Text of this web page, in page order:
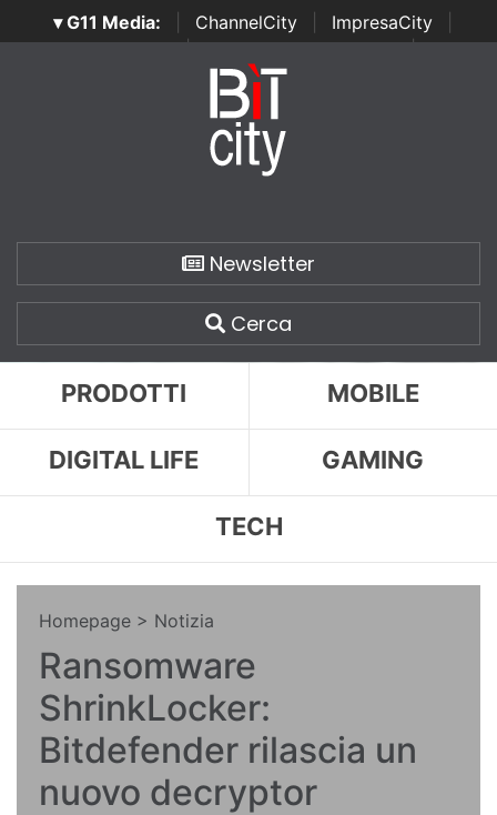
▾ G11 Media: ChannelCity ImpresaCity
SecurityOpenLab | Italian Channel Awards | Italian
Italian Security Awards
Newsletter
Cerca
PRODOTTI MOBILE
DIGITAL LIFE GAMING
TECH
Homepage > Notizia
Ransomware
ShrinkLocker:
Bitdefender rilascia un
nuovo decryptor